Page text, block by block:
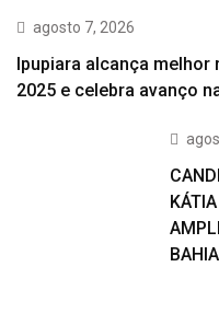
agosto 7, 2026
Ipupiara alcança melhor
2025 e celebra avanço